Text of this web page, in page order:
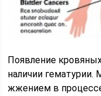
Появление
наличии
жжением в